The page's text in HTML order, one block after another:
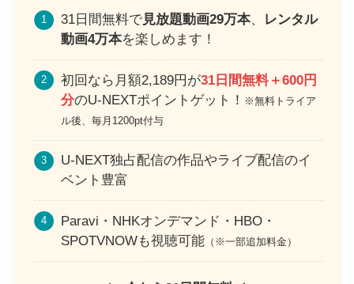
31日間無料で見放題動画29万本、 レンタル
動画4万本を楽しめます！
初回なら月額2,189円が31日間無料＋600円
分のU-NEXTポイントゲット！ ※無料トライア
ル後、毎月1200pt付与
U-NEXT独占配信の作品やライブ配信のイ
ベント豊富
Paravi・NHKオンデマンド・HBO・
SPOTVNOWも視聴可能 （※一部追加料金）